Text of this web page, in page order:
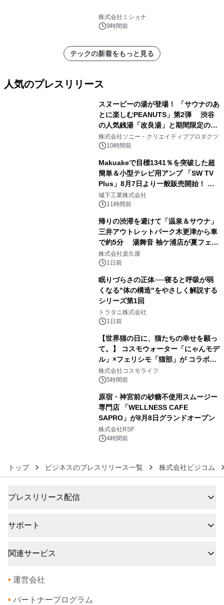
株式会社ミショナ
9時間前
テックの新着をもっと見る
人気のプレスリリース
スヌーピーの湯が登場！ 「サウナのあ
とに楽しむPEANUTS」第2弾 渋谷
の人気銭湯「改良湯」と期間限定のコ
ラボレーション サウナイキタイコラ
ボグッズも発売決定！
株式会社ソニー・クリエイティブプロダクツ
10時間前
Makuakeで目標1341％を突破した超
簡単＆小型テレビ用アンプ 「SW TV
Plus」8月7日より一般販売開始！ ケ
ーブル1本つなぐだけ、テレビの音が
ぐっと豊かに
城下工業株式会社
11時間前
帰りの渋滞を避けて「温泉＆サウナ」
三井アウトレットパーク木更津から車
で約5分 湯舞音 袖ケ浦店が夏フェア
メニューを提供
株式会社楽久屋
1日前
眠りづらさの正体──寝ると呼吸が弱
くなる"体の構造"をやさしく解説する
シリーズ第1回
トラタニ株式会社
1日前
【世界猫の日に、猫たちの幸せを願っ
て。】 コスモウォーター「にゃんモデ
ル」×フェリシモ「猫部」が コラボキ
ャンペーンを実施
株式会社コスモライフ
5時間前
原宿・神宮前の砂糖不使用スムージー
専門店 「WELLNESS CAFE
SAPRO」が8月8日グランドオープン
株式会社RSF
4時間前
トップ ビジネスのプレスリリース一覧 株式会社ビジコム
プレスリリース配信
サポート
関連サービス
• 運営会社
• パートナープログラム